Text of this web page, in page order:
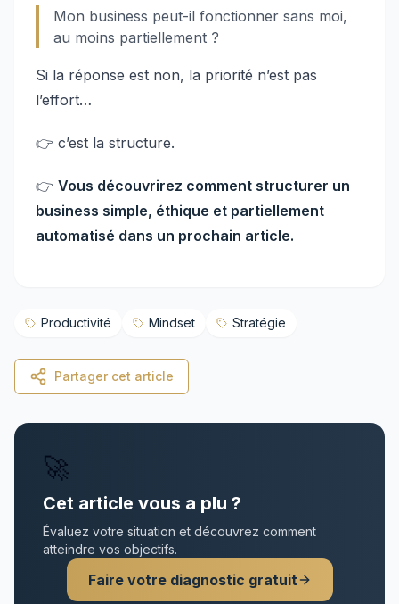
Mon business peut-il fonctionner sans moi,
au moins partiellement ?
Si la réponse est non, la priorité n’est pas
l’effort…
👉 c’est la structure.
👉 Vous découvrirez comment structurer un
business simple, éthique et partiellement
automatisé dans un prochain article.
Productivité Mindset Stratégie
Partager cet article
🚀
Cet article vous a plu ?
Évaluez votre situation et découvrez comment
atteindre vos objectifs.
Faire votre diagnostic gratuit